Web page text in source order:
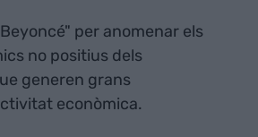
per anomenar els
no positius dels
generen grans
econòmica.